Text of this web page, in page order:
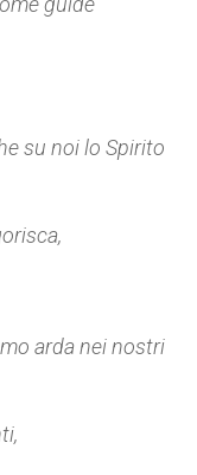
su noi lo Spirito
arda nei nostri